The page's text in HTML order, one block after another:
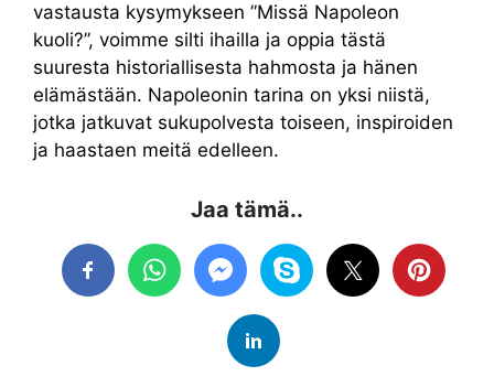
vastausta kysymykseen ”Missä Napoleon
kuoli?”, voimme silti ihailla ja oppia tästä
suuresta historiallisesta hahmosta ja hänen
elämästään. Napoleonin tarina on yksi niistä,
jotka jatkuvat sukupolvesta toiseen, inspiroiden
ja haastaen meitä edelleen.
Jaa tämä..